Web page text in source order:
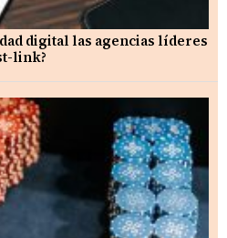
digital las agencias líderes
link?